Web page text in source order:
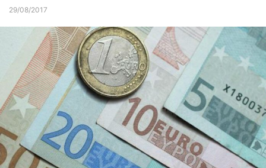
29/08/2017